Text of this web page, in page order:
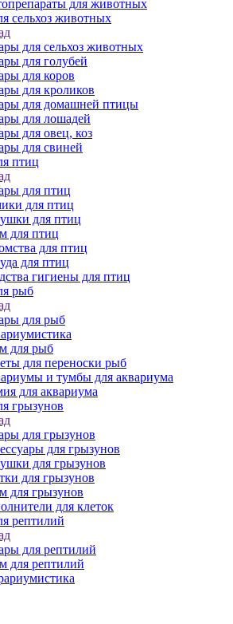
для животных
сельхоз животных
для сельхоз животных
для голубей
для коров
для кроликов
для домашней птицы
для лошадей
для овец, коз
для свиней
птиц
для птиц
для птиц
для птиц
для птиц
для птиц
для птиц
гигиены для птиц
рыб
для рыб
для рыб
для переноски рыб
и тумбы для аквариума
для аквариума
грызунов
для грызунов
для грызунов
для грызунов
для грызунов
для грызунов
для клеток
рептилий
для рептилий
для рептилий